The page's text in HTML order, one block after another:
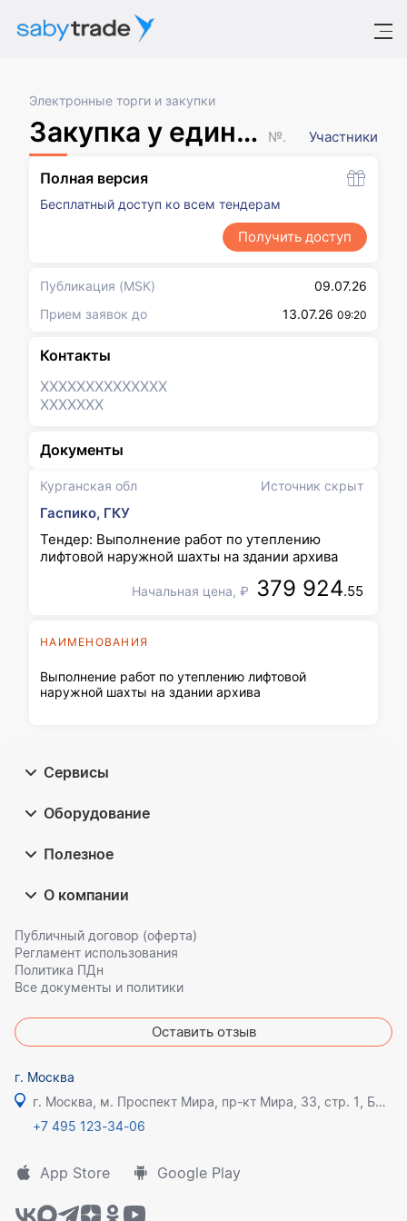
Электронные торги и закупки
Закупка у единственного поставщика в соответствии с п.5 ч.1 ст.93 44-ФЗ № XXXXXXX Участники
Курганская обл Источник скрыт
Гаспико, ГКУ
Тендер: Выполнение работ по утеплению
лифтовой наружной шахты на здании архива
Начальная цена, ₽ 379 924.55
НАИМЕНОВАНИЯ
Выполнение работ по утеплению лифтовой
наружной шахты на здании архива
Полная версия
Бесплатный доступ ко всем тендерам
Получить доступ
Публикация (MSK)
09.07.26
Прием заявок до
13.07.26 09:20
Контакты
XXXXXXXXXXXXXX
XXXXXXX
Документы
Сервисы
Оборудование
Полезное
О компании
Публичный договор (оферта)
Регламент использования
Политика ПДн
Все документы и политики
Оставить отзыв
г. Москва
г. Москва, м. Проспект Мира, пр-кт Мира, 33, стр. 1, БЦ Олимпик плаза
+7 495 123-34-06
App Store Google Play